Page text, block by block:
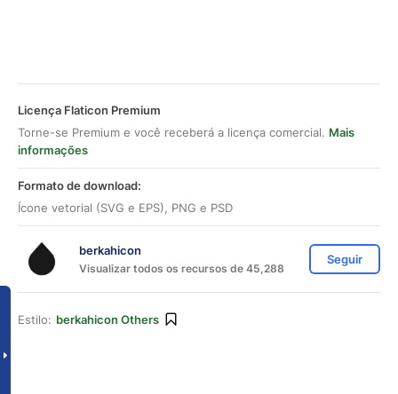
Licença Flaticon Premium
Torne-se Premium e você receberá a licença comercial. Mais
informações
Formato de download:
Ícone vetorial (SVG e EPS), PNG e PSD
berkahicon
Visualizar todos os recursos de 45,288
Seguir
Estilo: berkahicon Others